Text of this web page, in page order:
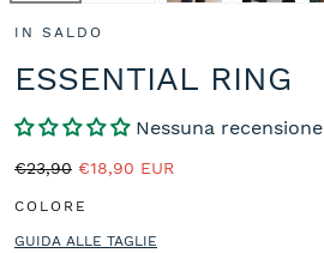
1
in
modale
IN SALDO
ESSENTIAL RING
Nessuna recensione
Prezzo
€23,90 Prezzo
saldo
€18,90 EUR
COLORE
GUIDA ALLE TAGLIE